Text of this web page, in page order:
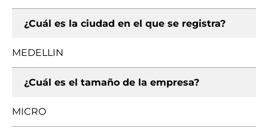
¿Cuál es la ciudad en el que se registra?
MEDELLIN
¿Cuál es el tamaño de la empresa?
MICRO